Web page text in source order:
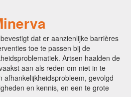
dat er aanzienlijke barrières
toe te passen bij de
Artsen haalden de
aan als reden om niet in te
afhankelijkheidsprobleem, gevolgd
en kennis, en een te grote